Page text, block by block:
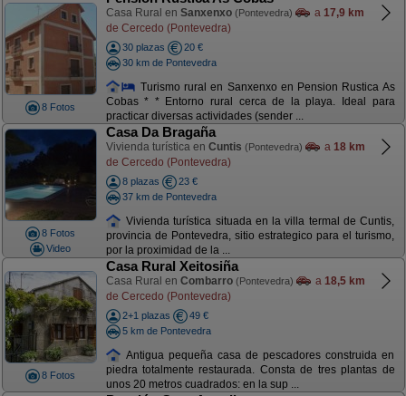
8 Fotos
Casa Rural en Sanxenxo (Pontevedra) a 17,9 km
de Cercedo (Pontevedra)
30 plazas
20 €
30 km de Pontevedra
Turismo rural en Sanxenxo en Pension Rustica As
Cobas * * Entorno rural cerca de la playa. Ideal para
practicar diversas actividades (sender ...
8 Fotos
Video
Casa Da Bragaña
Vivienda turística en Cuntis (Pontevedra) a 18 km
de Cercedo (Pontevedra)
8 plazas
23 €
37 km de Pontevedra
Vivienda turística situada en la villa termal de Cuntis,
provincia de Pontevedra, sitio estrategico para el turismo,
por la proximidad de la ...
8 Fotos
Casa Rural Xeitosiña
Casa Rural en Combarro (Pontevedra) a 18,5 km
de Cercedo (Pontevedra)
2+1 plazas
49 €
5 km de Pontevedra
Antigua pequeña casa de pescadores construida en
piedra totalmente restaurada. Consta de tres plantas de
unos 20 metros cuadrados: en la sup ...